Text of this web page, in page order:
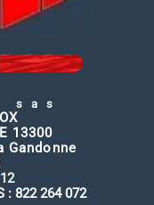
sas
13300
Gandonne
: 822 264 072